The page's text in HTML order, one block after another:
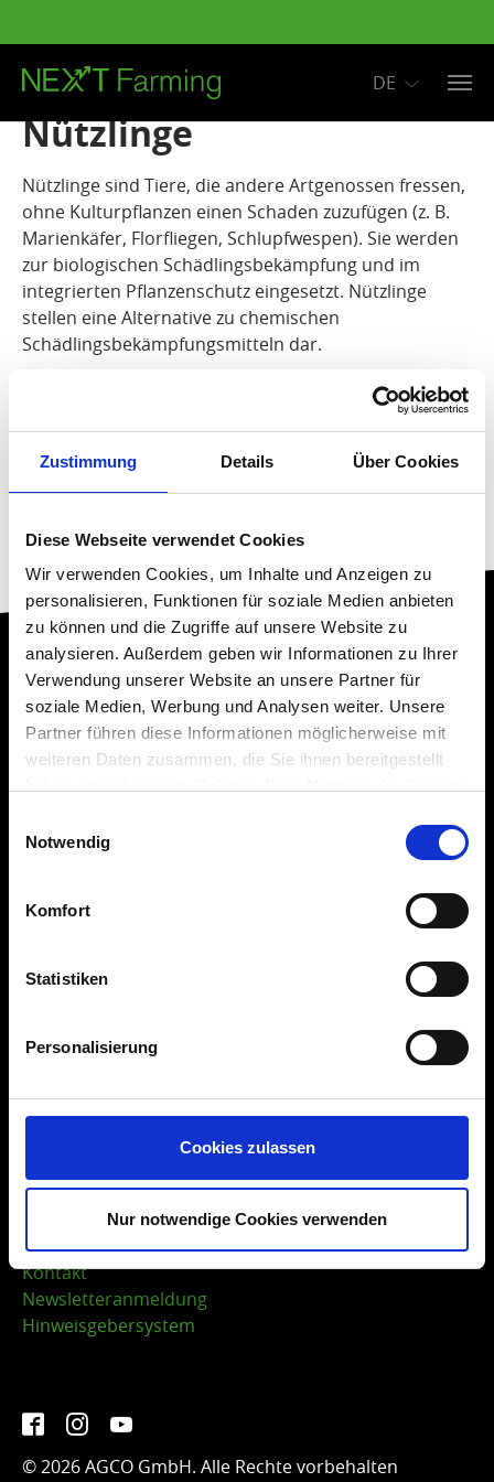
Zustimmung Details Über Cookies
Diese Webseite verwendet Cookies
Wir verwenden Cookies, um Inhalte und Anzeigen zu
personalisieren, Funktionen für soziale Medien anbieten
zu können und die Zugriffe auf unsere Website zu
analysieren. Außerdem geben wir Informationen zu Ihrer
Verwendung unserer Website an unsere Partner für
soziale Medien, Werbung und Analysen weiter. Unsere
Partner führen diese Informationen möglicherweise mit
weiteren Daten zusammen, die Sie ihnen bereitgestellt
Notwendig
Komfort
Statistiken
Personalisierung
Cookies zulassen
Nur notwendige Cookies verwenden
Zum Hauptinhalt springen DE
Nützlinge
Nützlinge sind Tiere, die andere Artgenossen fressen,
ohne Kulturpflanzen einen Schaden zuzufügen (z. B.
Marienkäfer, Florfliegen, Schlupfwespen). Sie werden
zur biologischen Schädlingsbekämpfung und im
integrierten Pflanzenschutz eingesetzt. Nützlinge
stellen eine Alternative zu chemischen
Schädlingsbekämpfungsmitteln dar.
NEXT Farming
ist eine Marke von:
Tel.:+49 8342 774000
Produkte
NEXT Farming Pro
Tunen AI App
NEXT Farming Apps
Kontakt
Kontakt
Newsletteranmeldung
Hinweisgebersystem
© 2026 AGCO GmbH. Alle Rechte vorbehalten